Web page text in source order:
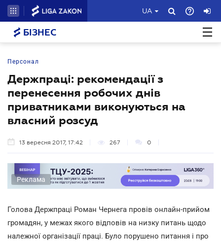
UA
БІЗНЕС
Персонал
Держпраці: рекомендації з
перенесення робочих днів
приватниками виконуються на
власний розсуд
13 вересня 2017, 17:42 267 0
Реклама
Голова Держпраці Роман Чернега провів онлайн-прийом
громадян, у межах якого відповів на низку питань щодо
належної організації праці. Було порушено питання і про